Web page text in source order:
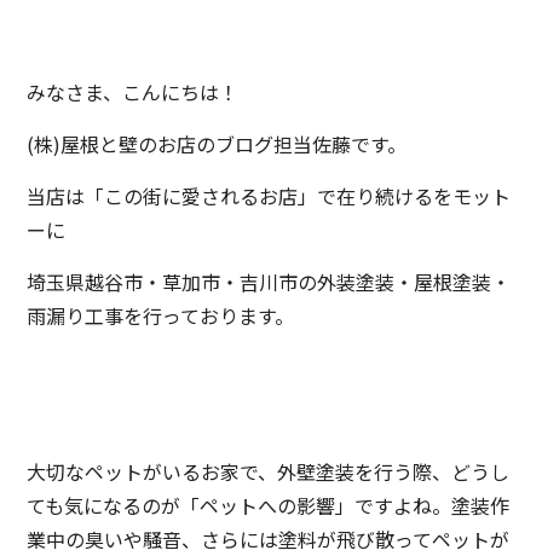
みなさま、こんにちは！
(株)屋根と壁のお店のブログ担当佐藤です。
当店は「この街に愛されるお店」で在り続けるをモット
ーに
埼玉県越谷市・草加市・吉川市の外装塗装・屋根塗装・
雨漏り工事を行っております。
大切なペットがいるお家で、外壁塗装を行う際、どうし
ても気になるのが「ペットへの影響」ですよね。塗装作
業中の臭いや騒音、さらには塗料が飛び散ってペットが